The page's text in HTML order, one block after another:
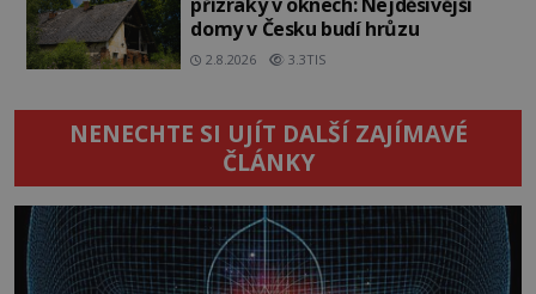
domy v Česku budí hrůzu
2.8.2026 3.3TIS
NENECHTE SI UJÍT DALŠÍ ZAJÍMAVÉ
ČLÁNKY